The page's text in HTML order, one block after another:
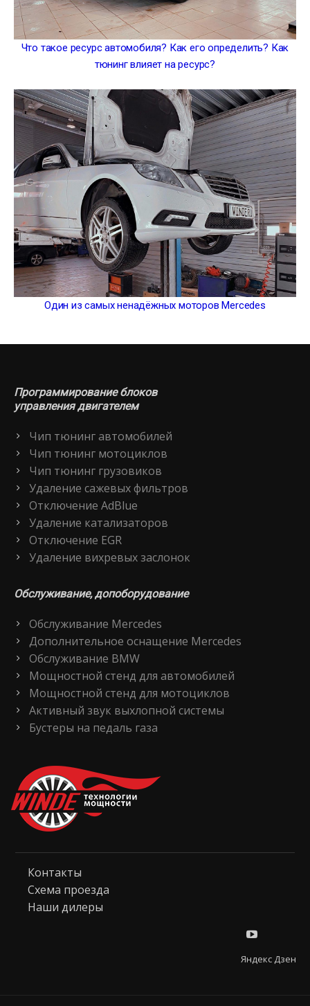
Что такое ресурс автомобиля? Как его определить? Как
тюнинг влияет на ресурс?
Один из самых ненадёжных моторов Mercedes
Программирование блоков
управления двигателем
Чип тюнинг автомобилей
Чип тюнинг мотоциклов
Чип тюнинг грузовиков
Удаление сажевых фильтров
Отключение AdBlue
Удаление катализаторов
Отключение EGR
Удаление вихревых заслонок
Обслуживание, допоборудование
Обслуживание Mercedes
Дополнительное оснащение Mercedes
Обслуживание BMW
Мощностной стенд для автомобилей
Мощностной стенд для мотоциклов
Активный звук выхлопной системы
Бустеры на педаль газа
Контакты
Схема проезда
Наши дилеры
Яндекс Дзен